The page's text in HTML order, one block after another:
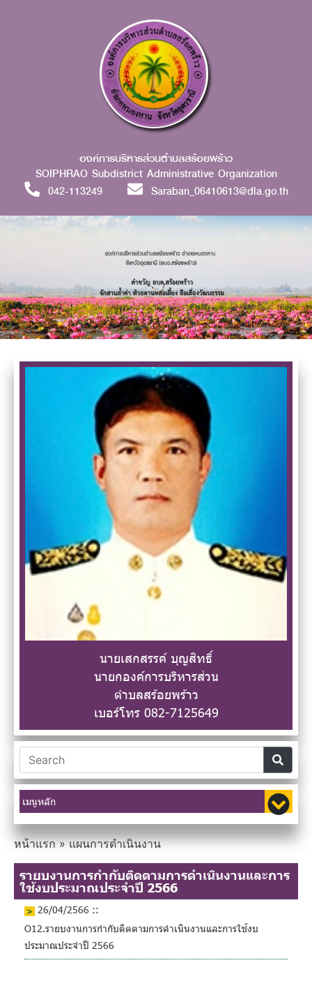
องค์การบริหารส่วนตำบลสร้อยพร้าว
SOIPHRAO Subdistrict Administrative Organization
042-113249
Saraban_06410613@dla.go.th
นายเสกสรรค์ บุญสิทธิ์
นายกองค์การบริหารส่วน
ตำบลสร้อยพร้าว
เบอร์โทร 082-7125649
เมนูหลัก
หน้าแรก»แผนการดำเนินงาน
รายบงานการกำกับติดตามการดำเนินงานและการ
ใช้งบประมาณประจำปี 2566
26/04/2566 ::
O12.รายบงานการกำกับติดตามการดำเนินงานและการใช้งบ
ประมาณประจำปี 2566